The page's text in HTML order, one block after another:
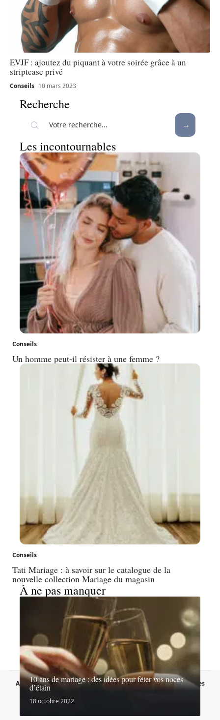
EVJF : ajoutez du piquant à votre soirée grâce à un
striptease privé
Conseils 10 mars 2023
Recherche
Les incontournables
Conseils
Un homme peut-il résister à une femme ?
Conseils
Tati Mariage : à savoir sur le catalogue de la
nouvelle collection Mariage du magasin
À ne pas manquer
10 ans de mariage : des idées pour fêter vos noces
d’étain
18 octobre 2022
A propos Contact Proposer un article
Mentions légales